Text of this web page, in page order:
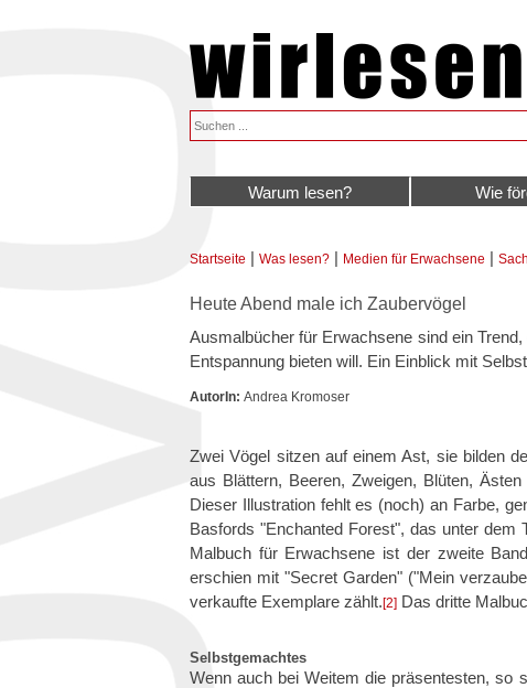
Warum lesen? Wie
Sie sind hier
Startseite | Was lesen? | Medien für Erwachsene |
Heute Abend male ich Zaubervögel
Ausmalbücher für Erwachsene sind ein
Entspannung bieten will. Ein Einblick mit
AutorIn: Andrea Kromoser
Zwei Vögel sitzen auf einem Ast, sie bilden
aus Blättern, Beeren, Zweigen, Blüten,
Dieser Illustration fehlt es (noch) an Farbe,
Basfords "Enchanted Forest", das unter dem
Malbuch für Erwachsene ist der zweite
erschien mit "Secret Garden" ("Mein
verkaufte Exemplare zählt.[2] Das dritte
Selbstgemachtes
Wenn auch bei Weitem die präsentesten, so